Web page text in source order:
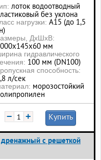
лоток водоотводный
без уклона
нагрузки: А15 (до 1,5
ДхШхВ:
мм
гидравлического
100 мм (DN100)
способность:
л/сек
морозостойкий
− + Купить
с решеткой